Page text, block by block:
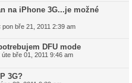
na iPhone 3G...je možné
pon bře 21, 2011 2:39 am
DFU mode
úte bře 01, 2011 9:46 am
3G?